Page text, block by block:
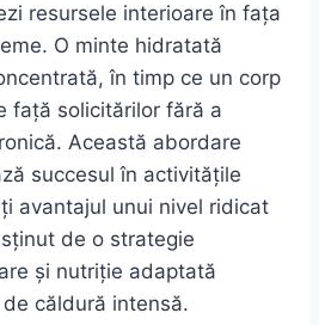
resursele interioare în fața
O minte hidratată
în timp ce un corp
față solicitărilor fără a
Această abordare
succesul în activitățile
avantajul unui nivel ridicat
de o strategie
și nutriție adaptată
căldură intensă.